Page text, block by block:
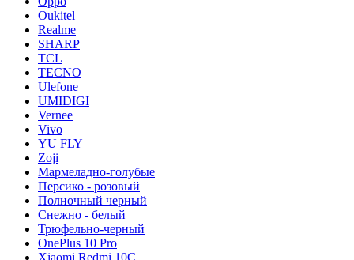
Oukitel
Realme
SHARP
TCL
TECNO
Ulefone
UMIDIGI
Vernee
Vivo
YU FLY
Zoji
Мармеладно-голубые
Персико - розовый
Полночный черный
Снежно - белый
Трюфельно-черный
OnePlus 10 Pro
Xiaomi Redmi 10C